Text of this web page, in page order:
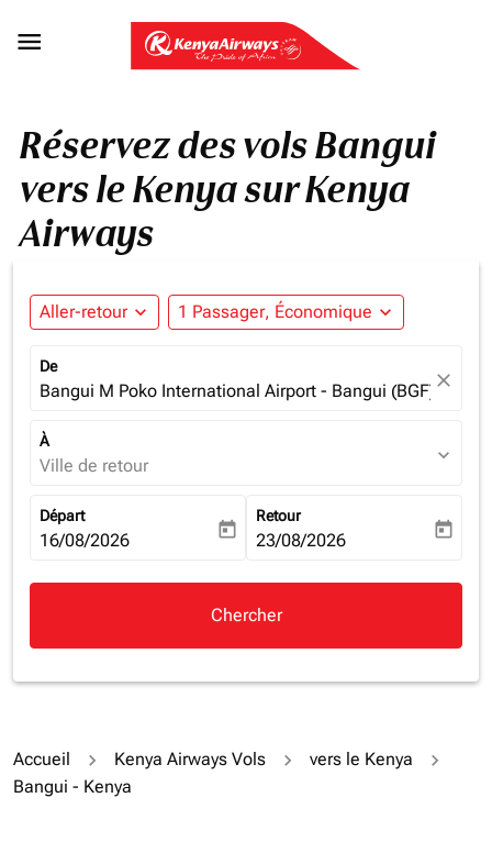

Réservez des vols Bangui
vers le Kenya sur Kenya
Airways
Aller-retour expand_more 1 Passager, Économique expand_more
De
Bangui M Poko International Airport - Bangui (BGF),close
À
Ville de retour expand_more
Départ
fc-booking-departure-date-aria-label
16/08/2026 today
Retour
fc-booking-return-date-aria-
23/08/2026 today
Chercher
Accueil Kenya Airways Vols
vers le Kenya
Bangui - Kenya